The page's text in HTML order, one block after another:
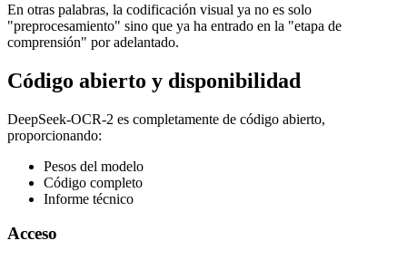
En otras palabras, la codificación visual ya no es solo
"preprocesamiento" sino que ya ha entrado en la "etapa de
comprensión" por adelantado.
Código abierto y disponibilidad
DeepSeek-OCR-2 es completamente de código abierto,
proporcionando:
Pesos del modelo
Código completo
Informe técnico
Acceso